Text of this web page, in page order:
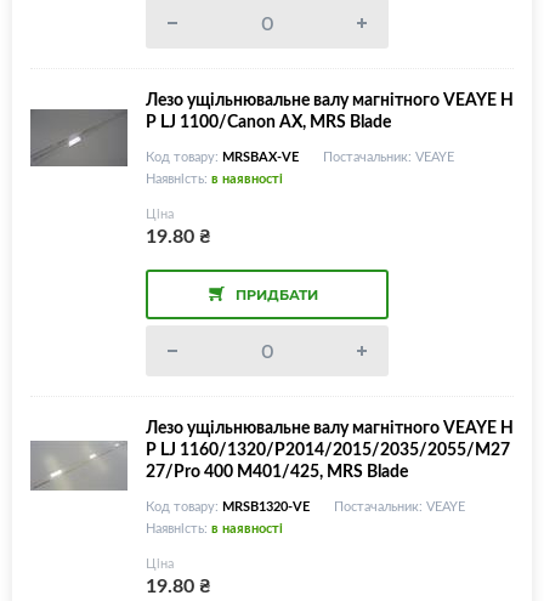
Лезо ущільнювальне валу магнітного VEAYE H
P LJ 1100/Canon AX, MRS Blade
Код товару: MRSBAX-VE
Постачальник: VEAYE
Наявність: в наявності
Ціна
19.80₴
ПРИДБАТИ
Лезо ущільнювальне валу магнітного VEAYE H
P LJ 1160/1320/P2014/2015/2035/2055/M27
27/Pro 400 M401/425, MRS Blade
Код товару: MRSB1320-VE
Постачальник: VEAYE
Наявність: в наявності
Ціна
19.80₴